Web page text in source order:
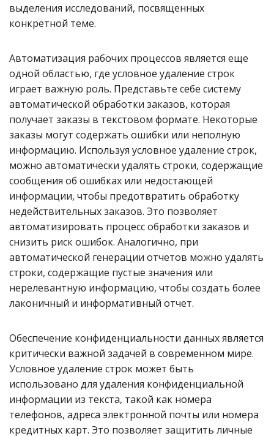
выделения исследований, посвященных
конкретной теме.
Автоматизация рабочих процессов является еще
одной областью, где условное удаление строк
играет важную роль. Представьте себе систему
автоматической обработки заказов, которая
получает заказы в текстовом формате. Некоторые
заказы могут содержать ошибки или неполную
информацию. Используя условное удаление строк,
можно автоматически удалять строки, содержащие
сообщения об ошибках или недостающей
информации, чтобы предотвратить обработку
недействительных заказов. Это позволяет
автоматизировать процесс обработки заказов и
снизить риск ошибок. Аналогично, при
автоматической генерации отчетов можно удалять
строки, содержащие пустые значения или
нерелевантную информацию, чтобы создать более
лаконичный и информативный отчет.
Обеспечение конфиденциальности данных является
критически важной задачей в современном мире.
Условное удаление строк может быть
использовано для удаления конфиденциальной
информации из текста, такой как номера
телефонов, адреса электронной почты или номера
кредитных карт. Это позволяет защитить личные